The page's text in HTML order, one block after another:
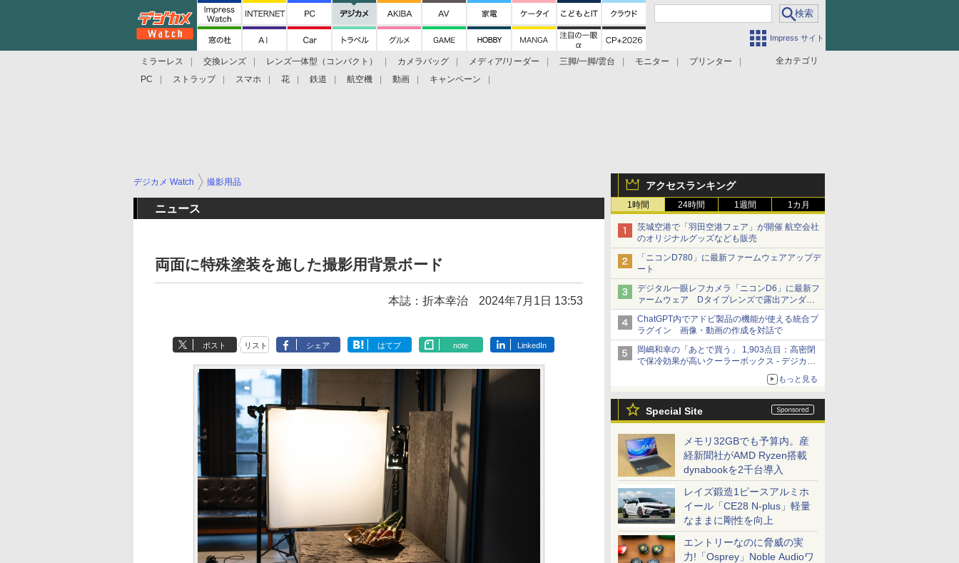
Impress サイト
全カテゴリ
ミラーレス 交換レンズ レンズ一体型（コンパクト） カメラバッグ メディア/リーダー 三脚/一脚/雲台 モニター
プリンター
PC
ストラップ スマホ 花 鉄道 航空機 動画 キャンペーン
アクセスランキング
1時間 24時間 1週間 1カ月
茨城空港で「羽田空港フェア」が開催 航空会社
のオリジナルグッズなども販売
「ニコンD780」に最新ファームウェアアップデ
ート
デジタル一眼レフカメラ「ニコンD6」に最新フ
ァームウェア Dタイプレンズで露出アンダー
になる現象の修正など
ChatGPT内でアドビ製品の機能が使える統合プ
ラグイン 画像・動画の作成を対話で
岡嶋和幸の「あとで買う」 1,903点目：高密閉
で保冷効果が高いクーラーボックス - デジカメ
もっと見る
Special Site
メモリ32GBでも予算内。産
経新聞社がAMD Ryzen搭載
dynabookを2千台導入
レイズ鍛造1ピースアルミホ
イール「CE28 N-plus」軽量
なままに剛性を向上
エントリーなのに脅威の実
力!「Osprey」Noble Audioワ
デジカメ Watch 撮影用品
ニュース
両面に特殊塗装を施した撮影用背景ボード
本誌：折本幸治 2024年7月1日 13:53
ポスト リスト シェア はてブ note LinkedIn